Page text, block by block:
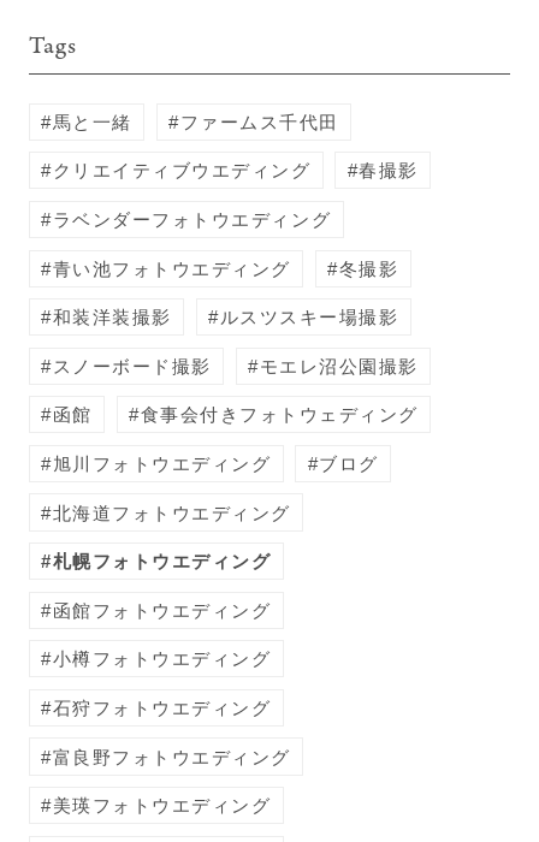
Tags
馬と一緒 ファームス千代田
クリエイティブウエディング 春撮影
ラベンダーフォトウエディング
青い池フォトウエディング 冬撮影
和装洋装撮影 ルスツスキー場撮影
スノーボード撮影 モエレ沼公園撮影
函館 食事会付きフォトウェディング
旭川フォトウエディング ブログ
北海道フォトウエディング
札幌フォトウエディング
函館フォトウエディング
小樽フォトウエディング
石狩フォトウエディング
富良野フォトウエディング
美瑛フォトウエディング